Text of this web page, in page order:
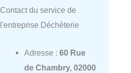
Contact du service de
l'entreprise Déchèterie
Adresse : 60 Rue
de Chambry, 02000